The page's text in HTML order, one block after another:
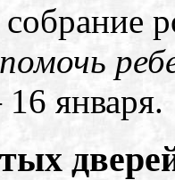
января.